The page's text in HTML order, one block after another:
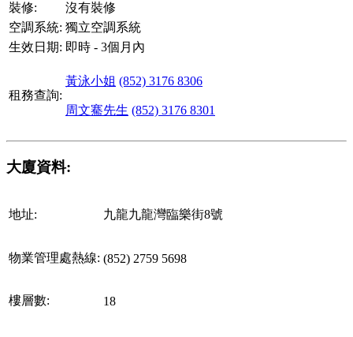
裝修:
沒有裝修
空調系統: 獨立空調系統
生效日期: 即時 - 3個月內
租務查詢:
黃泳小姐 (852) 3176 8306
周文騫先生 (852) 3176 8301
大廈資料:
地址: 九龍九龍灣臨樂街8號
物業管理處熱線: (852) 2759 5698
樓層數: 18